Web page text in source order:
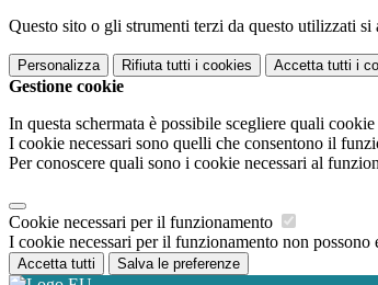
Questo sito o gli strumenti terzi da questo utilizzati
Personalizza Rifiuta tutti i cookies Accetta tutti i
Gestione cookie
In questa schermata è possibile scegliere quali
I cookie necessari sono quelli che consentono il
Per conoscere quali sono i cookie necessari al
Cookie necessari per il funzionamento
I cookie necessari per il funzionamento non
Accetta tutti Salva le preferenze